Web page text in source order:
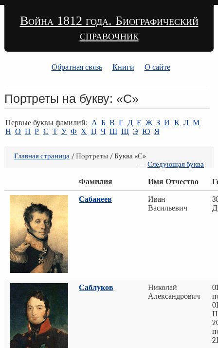
Война 1812 года. Биографический
справочник
Обратная связь Книги О сайте
Портреты на букву: «С»
Первые буквы фамилий: А Б В Г Д Е Ж З И К Л М
Н О П Р С Т У Ф Х Ц Ч Ш Щ Э Ю Я
Главная страница/ Портреты / Буква «С»
—Следующая буква
Фамилия Имя Отчество
Сабанеев
Иван
Васильевич
Саблуков
Николай
Александрович